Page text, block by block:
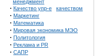
менеджмент
· Качество упр-е качеством
· Маркетинг
· Математика
· Мировая экономика МЭО
· Политология
· Реклама и PR
· САПР